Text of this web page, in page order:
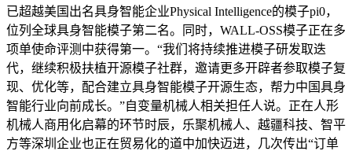
已超越美国出名具身智能企业Physical Intelligence的模子pi0，
位列全球具身智能模子第二名。同时，WALL-OSS模子正在多
项单使命评测中获得第一。“我们将持续推进模子研发取迭
代，继续积极扶植开源模子社群，邀请更多开辟者参取模子复
现、优化等，配合建立具身智能模子开源生态，帮力中国具身
智能行业向前成长。”自变量机械人相关担任人说。正在人形
机械人商用化启幕的环节时辰，乐聚机械人、越疆科技、智平
方等深圳企业也正在贸易化的道中加快迈进，几次传出“订单